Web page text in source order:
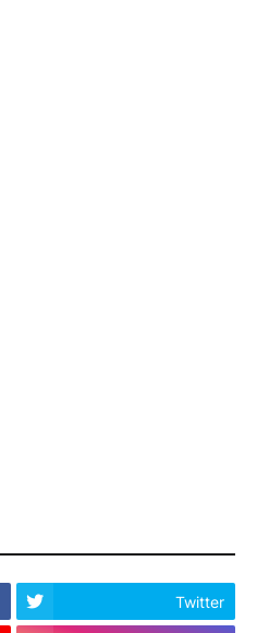
Twitter